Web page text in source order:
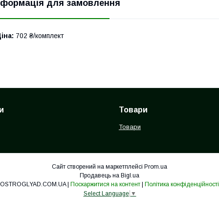
для замовлення
702 ₴/комплект
Товари
Товари
Сайт створений на маркетплейсі Prom.ua
Продавець на Bigl.ua
ОSTROGLYAD.СOM.UA | Поскаржитися на контент | Політика конфіденційності
Select Language ▼